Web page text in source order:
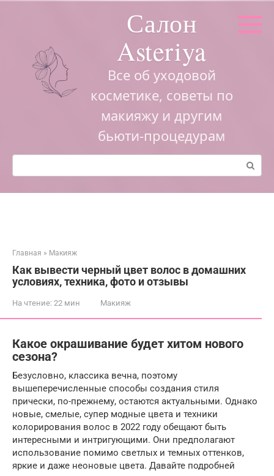
Салон
Asteriya
Все об уходовой
косметике, советы по
макияжу и другим
бьюти-процедурам
Поиск:
Главная » Макияж
Как вывести черный цвет волос в домашних
условиях, техника, фото и отзывы
На чтение: 22 мин Макияж
Какое окрашивание будет хитом нового
сезона?
Безусловно, классика вечна, поэтому
вышеперечисленные способы создания стиля
прически, по-прежнему, остаются актуальными. Однако
новые, смелые, супер модные цвета и техники
колорирования волос в 2022 году обещают быть
интересными и интригующими. Они предполагают
использование помимо светлых и темных оттенков,
яркие и даже неоновые цвета. Давайте подробней